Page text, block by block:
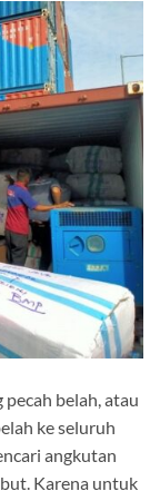
belah, atau
ke seluruh
angkutan
Karena untuk